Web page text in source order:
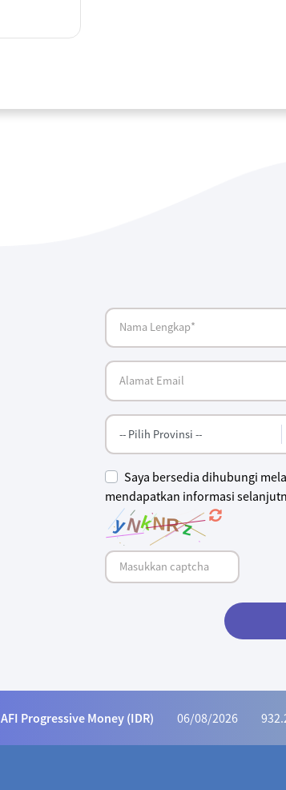
Saya bersedia dihubungi
mendapatkan informasi
06/08/2026
AFI Progressive Money (IDR) 06/08/2026
AFI Secure Money (IDR) 06/08/2026